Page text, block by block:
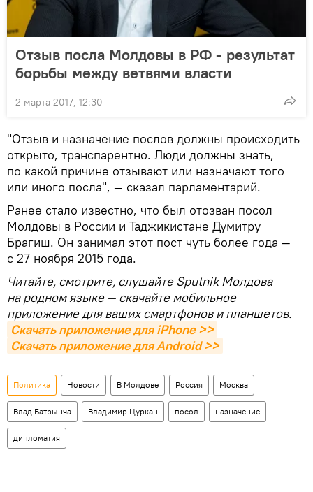
Отзыв посла Молдовы в РФ - результат
борьбы между ветвями власти
2 марта 2017, 12:30
"Отзыв и назначение послов должны происходить
открыто, транспарентно. Люди должны знать,
по какой причине отзывают или назначают того
или иного посла", — сказал парламентарий.
Ранее стало известно, что был отозван посол
Молдовы в России и Таджикистане Думитру
Брагиш. Он занимал этот пост чуть более года —
с 27 ноября 2015 года.
Читайте, смотрите, слушайте Sputnik Молдова
на родном языке — скачайте мобильное
приложение для ваших смартфонов и планшетов.
Скачать приложение для iPhone >>
Скачать приложение для Android >>
Политика Новости В Молдове Россия Москва
Влад Батрынча Владимир Цуркан посол назначение
дипломатия